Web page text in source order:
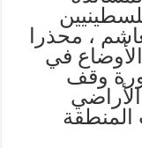
، محذرا
في
وقف
الأراضي
المنطقة